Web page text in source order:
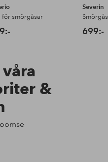
för smörgåsar
Severin
699:-
&